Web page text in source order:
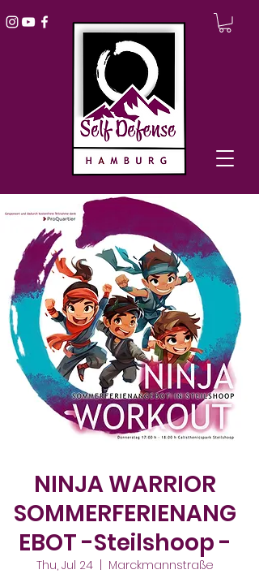
NINJA WARRIOR
SOMMERFERIENANG
EBOT -Steilshoop -
Thu, Jul 24
  |
Marckmannstraße